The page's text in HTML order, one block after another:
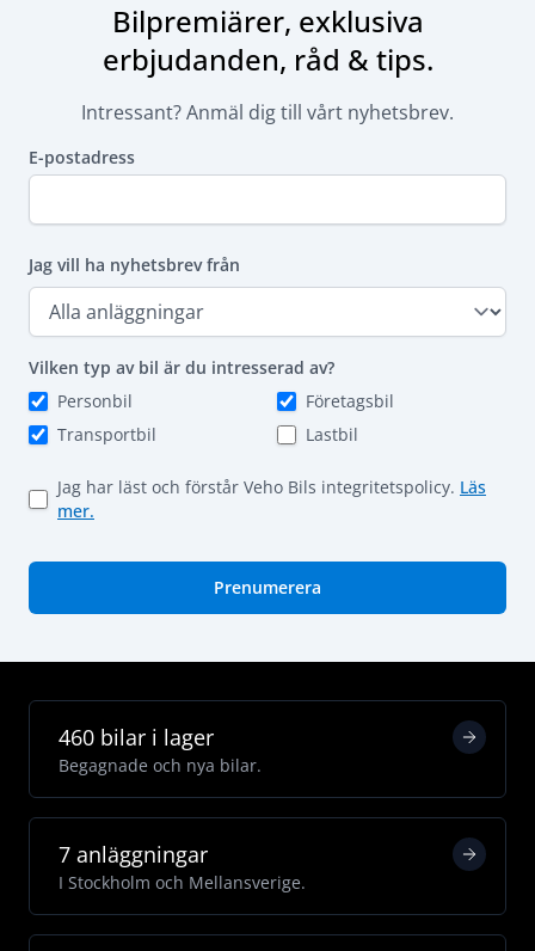
Bilpremiärer, exklusiva
erbjudanden, råd & tips.
Intressant? Anmäl dig till vårt nyhetsbrev.
E-postadress
Jag vill ha nyhetsbrev från
Vilken typ av bil är du intresserad av?
Personbil
Företagsbil
Transportbil
Lastbil
Jag har läst och förstår Veho Bils integritetspolicy. Läs
mer.
Prenumerera
460 bilar i lager
Begagnade och nya bilar.
7 anläggningar
I Stockholm och Mellansverige.